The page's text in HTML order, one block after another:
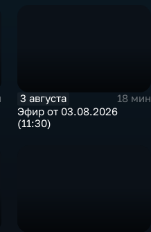
3 августа
18 мин
Эфир от 03.08.2026
(11:30)